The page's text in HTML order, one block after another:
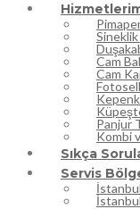
Cam
Cam
Panjur
Kombi
Sıkça
Servis